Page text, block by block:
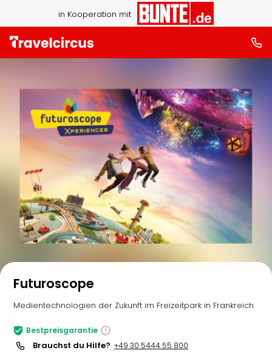
in Kooperation mit
Futuroscope
Medientechnologien der Zukunft im Freizeitpark in Frankreich
Bestpreisgarantie
Brauchst du Hilfe? +49 30 5444 55 800